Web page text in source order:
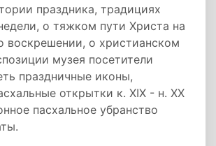
праздника, традициях
о тяжком пути Христа на
воскрешении, о христианском
музея посетители
праздничные иконы,
открытки к. ХIХ - н. ХХ
пасхальное убранство